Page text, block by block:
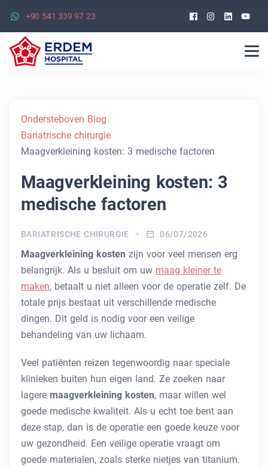
+90 541 339 97 23 Facebook
Ondersteboven Blog
Bariatrische chirurgie
Maagverkleining kosten: 3 medische factoren
Maagverkleining kosten: 3
medische factoren
BARIATRISCHE CHIRURGIE 06/07/2026
Maagverkleining kosten zijn voor veel mensen erg
belangrijk. Als u besluit om uw maag kleiner te
maken, betaalt u niet alleen voor de operatie zelf. De
totale prijs bestaat uit verschillende medische
dingen. Dit geld is nodig voor een veilige
behandeling van uw lichaam.
Veel patiënten reizen tegenwoordig naar speciale
klinieken buiten hun eigen land. Ze zoeken naar
lagere maagverkleining kosten, maar willen wel
goede medische kwaliteit. Als u echt toe bent aan
deze stap, dan is de operatie een goede keuze voor
uw gezondheid. Een veilige operatie vraagt om
goede materialen, zoals sterke nietjes van titanium.